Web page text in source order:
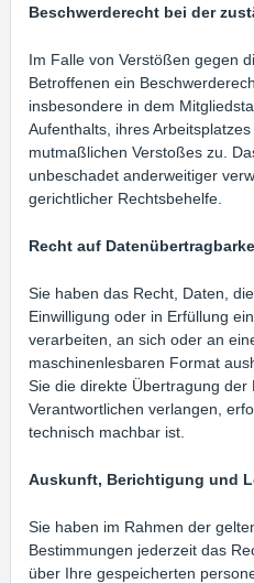
Beschwerderecht bei der
Im Falle von Verstößen gegen
Betroffenen ein
insbesondere in dem
Aufenthalts, ihres
mutmaßlichen Verstoßes zu.
unbeschadet anderweitiger
gerichtlicher Rechtsbehelfe.
Recht auf
Sie haben das Recht, Daten,
Einwilligung oder in Erfüllung
verarbeiten, an sich oder an
maschinenlesbaren Format
Sie die direkte Übertragung der
Verantwortlichen verlangen,
technisch machbar ist.
Auskunft, Berichtigung und
Sie haben im Rahmen der
Bestimmungen jederzeit das
über Ihre gespeicherten